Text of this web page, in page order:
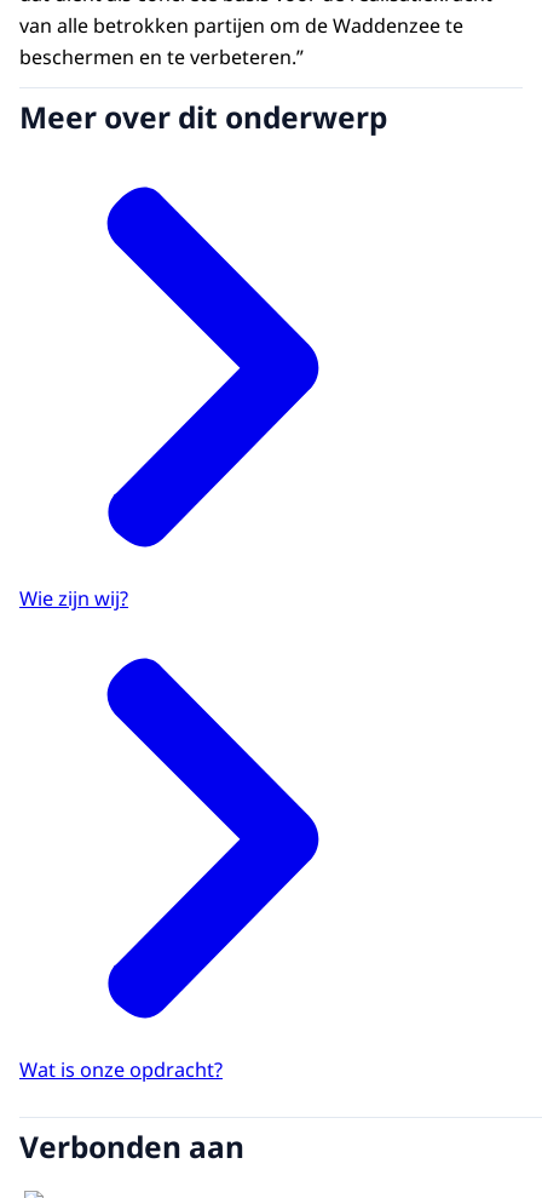
van alle betrokken partijen om de Waddenzee te
beschermen en te verbeteren.”
Meer over dit onderwerp
Wie zijn wij?
Wat is onze opdracht?
Verbonden aan